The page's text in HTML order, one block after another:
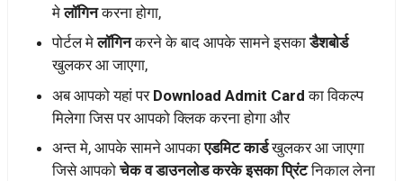
मेलॉगिनकरना होगा,
पोर्टल मेलॉगिनकरने के बाद आपके सामने इसकाडैशबोर्ड
खुलकर आ जाएगा,
अब आपको यहां पर Download Admit Card का विकल्प
मिलेगा जिस पर आपको क्लिक करना होगा और
अन्त मे, आपके सामने आपकाएडमिट कार्डखुलकर आ जाएगा
जिसे आपकोचेक व डाउनलोड करके इसका प्रिंटनिकाल लेना